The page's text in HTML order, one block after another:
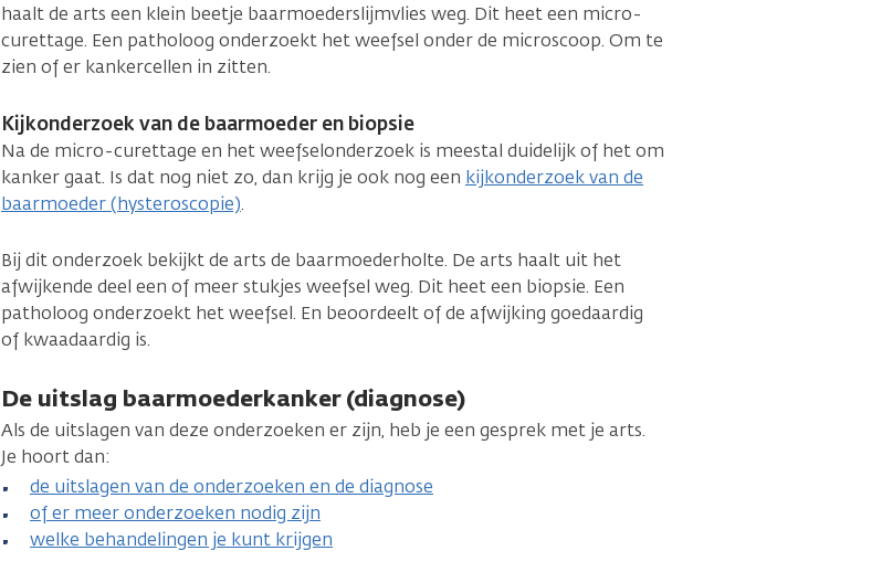
haalt de arts een klein beetje baarmoederslijmvlies weg. Dit heet een micro-
curettage. Een patholoog onderzoekt het weefsel onder de microscoop. Om te
zien of er kankercellen in zitten.
Kijkonderzoek van de baarmoeder en biopsie
Na de micro-curettage en het weefselonderzoek is meestal duidelijk of het om
kanker gaat. Is dat nog niet zo, dan krijg je ook nog een kijkonderzoek van de
baarmoeder (hysteroscopie).
Bij dit onderzoek bekijkt de arts de baarmoederholte. De arts haalt uit het
afwijkende deel een of meer stukjes weefsel weg. Dit heet een biopsie. Een
patholoog onderzoekt het weefsel. En beoordeelt of de afwijking goedaardig
of kwaadaardig is.
De uitslag baarmoederkanker (diagnose)
Als de uitslagen van deze onderzoeken er zijn, heb je een gesprek met je arts.
Je hoort dan:
de uitslagen van de onderzoeken en de diagnose
of er meer onderzoeken nodig zijn
welke behandelingen je kunt krijgen